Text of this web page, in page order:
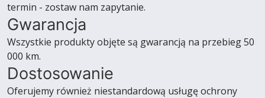
termin - zostaw nam zapytanie.
Gwarancja
Wszystkie produkty objęte są gwarancją na przebieg 50
000 km.
Dostosowanie
Oferujemy również niestandardową usługę ochrony